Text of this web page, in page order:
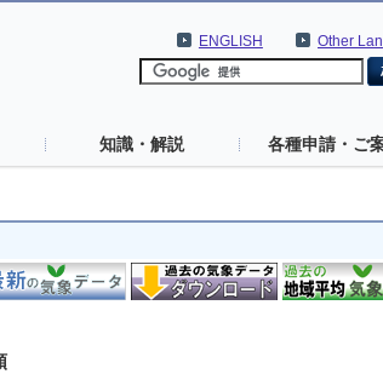
Other
ENGLISH
知識・解説 各種申請・ご